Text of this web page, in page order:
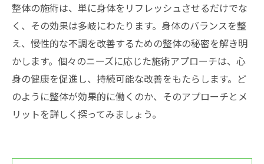
整体の施術は、単に身体をリフレッシュさせるだけでな
く、その効果は多岐にわたります。身体のバランスを整
え、慢性的な不調を改善するための整体の秘密を解き明
かします。個々のニーズに応じた施術アプローチは、心
身の健康を促進し、持続可能な改善をもたらします。ど
のように整体が効果的に働くのか、そのアプローチとメ
リットを詳しく探ってみましょう。